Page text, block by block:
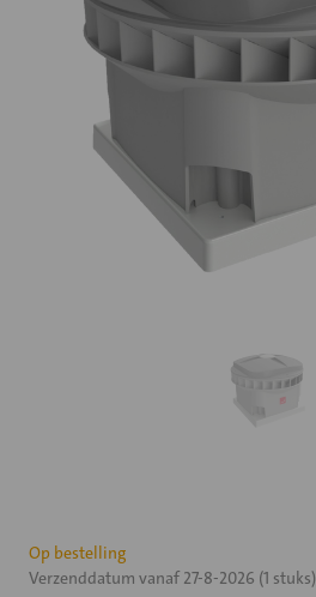
Huidige
voorraad:
Op bestelling
Verzenddatum vanaf 27-8-2026 (1 stuks)